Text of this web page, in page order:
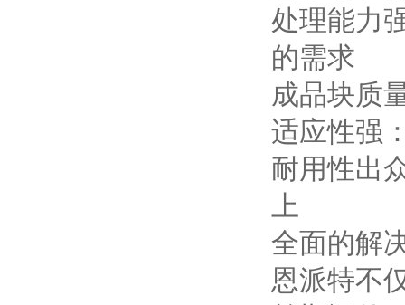
处理能力
的需求
成品块质
适应性强
耐用性出
上
全面的解
恩派特不